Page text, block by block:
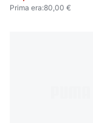
Prima era:80,00 €